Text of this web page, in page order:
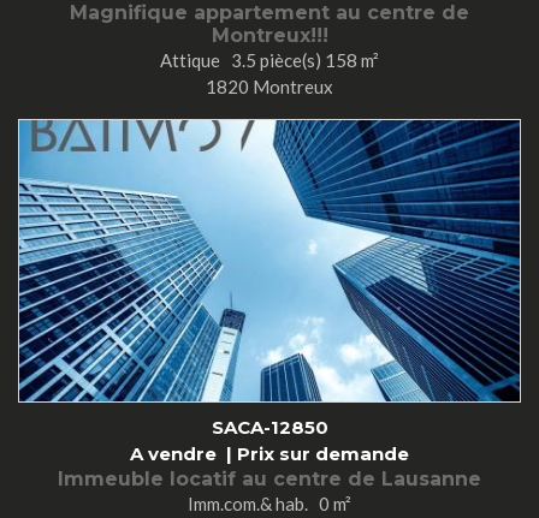
Magnifique appartement au centre de
Montreux!!!
Attique 3.5 pièce(s) 158 m²
1820 Montreux
SACA-12850
A vendre | Prix sur demande
Immeuble locatif au centre de Lausanne
Imm.com.& hab. 0 m²